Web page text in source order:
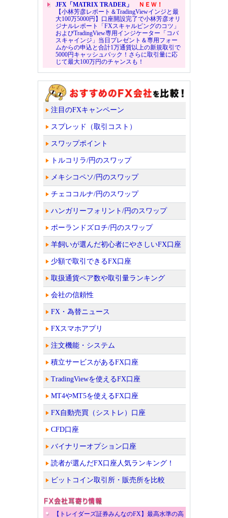
JFX「MATRIX TRADER」
ＮＥＷ！
【小林芳彦レポート＆TradingViewインジと最
大100万5000円】口座開設完了で小林芳彦オリ
ジナルレポート「FXスキャルピングのコツ」
およびTradingView専用インジケーター「コバ
スキャインジ」当日プレゼント＆専用フォー
ムからの申込と合計1万通貨以上の新規取引で
5000円キャッシュバック！さらに取引量に応
じて最大100万円のチャンスも！
注目のFXキャンペーン
スプレッド（取引コスト）
スワップポイント
トルコリラ/円のスワップ
メキシコペソ/円のスワップ
チェココルナ/円のスワップ
ハンガリーフォリント/円のスワップ
ポーランドズロチ/円のスワップ
羊飼いが選んだ初心者にやさしいFX口座
少額で取引できるFX口座
取扱通貨ペア数や取引量ランキング
会社の信頼性
FX・為替ニュース
FXスマホアプリ
注文機能・システム
積立サービスがあるFX口座
TradingViewを使えるFX口座
MT4やMT5を使えるFX口座
FX自動売買（シストレ）口座
CFD口座
バイナリーオプション口座
読者が選んだFX口座人気ランキング！
ビットコイン取引所・販売所を比較
【トレイダーズ証券みんなのFX】最高水準の高